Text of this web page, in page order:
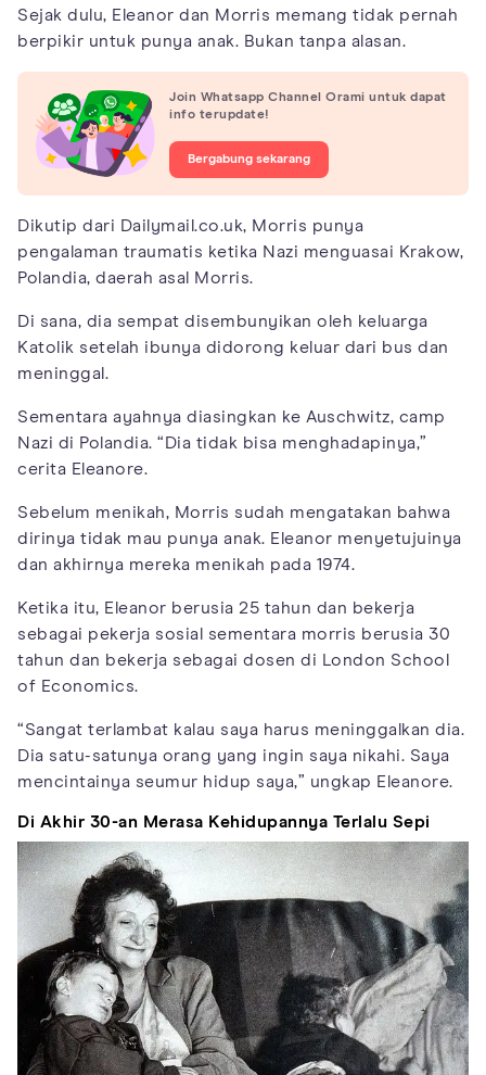
Sejak dulu, Eleanor dan Morris memang tidak pernah
berpikir untuk punya anak. Bukan tanpa alasan.
Join Whatsapp Channel Orami untuk dapat
info terupdate!
Bergabung sekarang
Dikutip dari Dailymail.co.uk, Morris punya
pengalaman traumatis ketika Nazi menguasai Krakow,
Polandia, daerah asal Morris.
Di sana, dia sempat disembunyikan oleh keluarga
Katolik setelah ibunya didorong keluar dari bus dan
meninggal.
Sementara ayahnya diasingkan ke Auschwitz, camp
Nazi di Polandia. “Dia tidak bisa menghadapinya,”
cerita Eleanore.
Sebelum menikah, Morris sudah mengatakan bahwa
dirinya tidak mau punya anak. Eleanor menyetujuinya
dan akhirnya mereka menikah pada 1974.
Ketika itu, Eleanor berusia 25 tahun dan bekerja
sebagai pekerja sosial sementara morris berusia 30
tahun dan bekerja sebagai dosen di London School
of Economics.
“Sangat terlambat kalau saya harus meninggalkan dia.
Dia satu-satunya orang yang ingin saya nikahi. Saya
mencintainya seumur hidup saya,” ungkap Eleanore.
Di Akhir 30-an Merasa Kehidupannya Terlalu Sepi